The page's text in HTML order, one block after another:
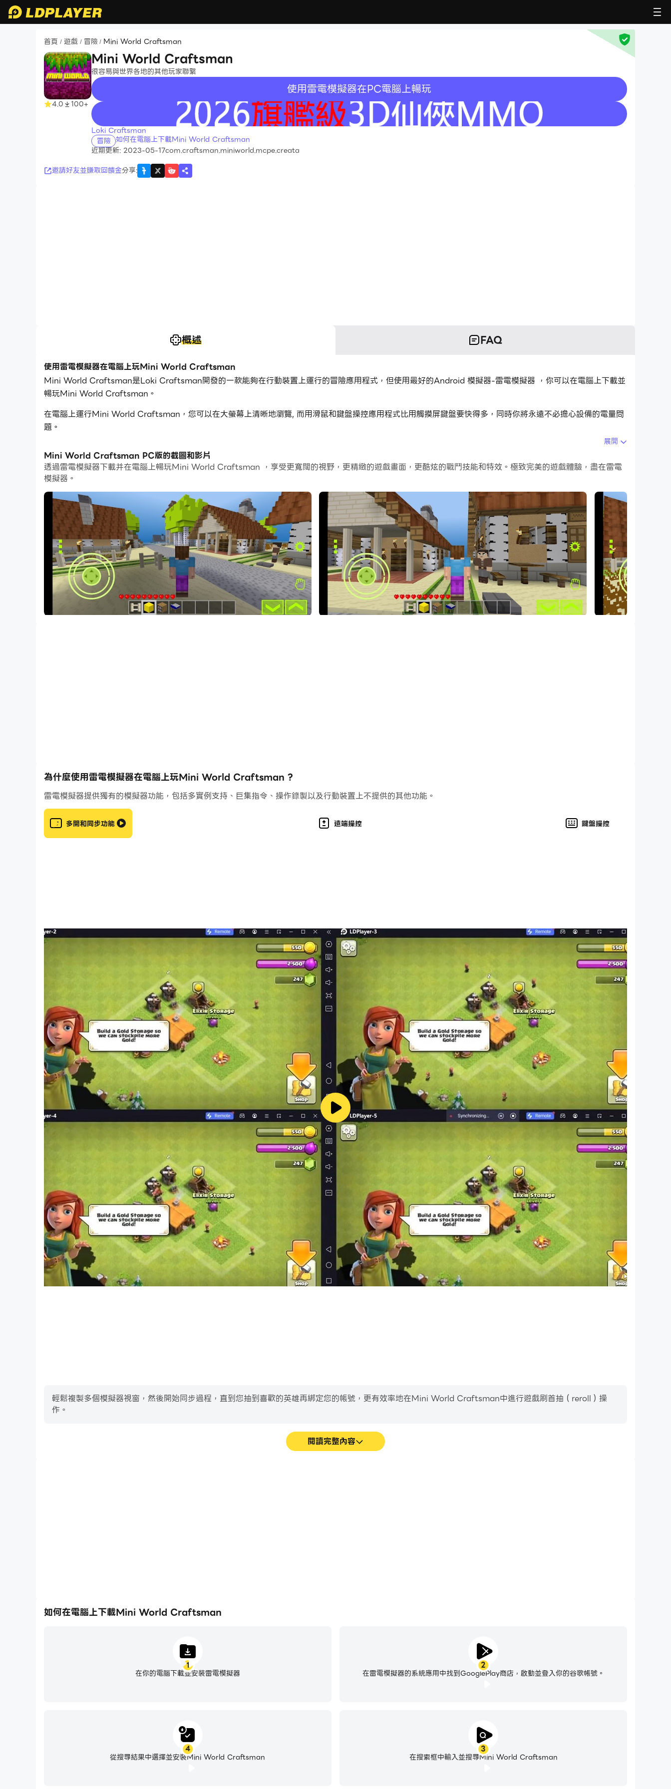
首頁 / 遊戲 / 冒險 / Mini World Craftsman
4.0 100+
Mini World Craftsman
很容易與世界各地的其他玩家聯繫
使用雷電模擬器在PC電腦上暢玩
recommend
Loki Craftsman
冒險 如何在電腦上下載Mini World Craftsman
近期更新: 2023-05-17com.craftsman.miniworld.mcpe.creata
邀請好友並賺取回饋金分享:
概述 FAQ
使用雷電模擬器在電腦上玩Mini World Craftsman
Mini World Craftsman是Loki Craftsman開發的一款能夠在行動裝置上運行的冒險應用程式，但使用最好的Android 模擬器-雷電模擬器 ，你可以在電腦上下載並
暢玩Mini World Craftsman。
在電腦上運行Mini World Craftsman，您可以在大螢幕上清晰地瀏覽, 而用滑鼠和鍵盤操控應用程式比用觸摸屏鍵盤要快得多，同時你將永遠不必擔心設備的電量問
題。
通過多開和同步功能，你甚至可以在PC上運行多個應用程式和帳戶。
而文件互傳功能讓分享圖像、影片和文件也變得非常容易。
下載Mini World Craftsman並在PC上運行。享受PC端的大螢幕和高畫質畫質吧!
Mini World Craftsman 是一款獨一無二的開放世界遊戲，將製作的興奮與探索的樂趣結合在一起。在這個遊戲中，玩家可以使用各種工具和資源來創建自己的迷你
世界。 Mini World Craftsman 擁有令人驚嘆的圖形、廣闊的開放世界和無限的可能性，是任何希望釋放創造力和探索新視野的人的完美遊戲。
Mini World Craftsman 的核心在於製作。玩家從一套基本的工具和材料開始，然後可以自由探索周圍的世界以尋找新資源。隨著他們收集更多的材料，他們可以使
用它們來創造範圍廣泛的物體，從簡單的工具和武器到精心設計的結構和建築物。有超過 500 種不同的製作配方可供選擇，無限可能。
但製作只是一個開始。 Mini World Craftsman 還提供了一個完全實現的開放世界供玩家探索。從連綿起伏的丘陵到茂密的森林，從沙灘到白雪皚皚的山脈，這裡不
乏令人嘆為觀止的風景。隨著晝夜循環、天氣影響和各種不同的生物群落可供探索，每一次新發現都是一次全新的冒險。
展開
Mini World Craftsman PC版的截圖和影片
透過雷電模擬器下載并在電腦上暢玩Mini World Craftsman ，享受更寬闊的視野，更精緻的遊戲畫面，更酷炫的戰鬥技能和特效。極致完美的遊戲體驗，盡在雷電
模擬器。
為什麼使用雷電模擬器在電腦上玩Mini World Craftsman ?
雷電模擬器提供獨有的模擬器功能，包括多實例支持、巨集指令、操作錄製以及行動裝置上不提供的其他功能。
多開和同步功能 遠端操控 鍵盤操控
輕鬆複製多個模擬器視窗，然後開始同步過程，直到您抽到喜歡的英雄再綁定您的帳號，更有效率地在Mini World Craftsman中進行遊戲刷首抽（reroll）操
作。
閱讀完整內容
如何在電腦上下載Mini World Craftsman
1
在你的電腦下載並安裝雷電模擬器
2
在雷電模擬器的系統應用中找到GooglePlay商店，啟動並登入你的谷歌帳號。
3
在搜索框中輸入並搜尋Mini World Craftsman
4
從搜尋結果中選擇並安裝Mini World Craftsman